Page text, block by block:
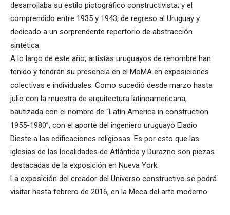
desarrollaba su estilo pictográfico constructivista; y el
comprendido entre 1935 y 1943, de regreso al Uruguay y
dedicado a un sorprendente repertorio de abstracción
sintética.
A lo largo de este año, artistas uruguayos de renombre han
tenido y tendrán su presencia en el MoMA en exposiciones
colectivas e individuales. Como sucedió desde marzo hasta
julio con la muestra de arquitectura latinoamericana,
bautizada con el nombre de “Latin America in construction
1955-1980”, con el aporte del ingeniero uruguayo Eladio
Dieste a las edificaciones religiosas. Es por esto que las
iglesias de las localidades de Atlántida y Durazno son piezas
destacadas de la exposición en Nueva York.
La exposición del creador del Universo constructivo se podrá
visitar hasta febrero de 2016, en la Meca del arte moderno.